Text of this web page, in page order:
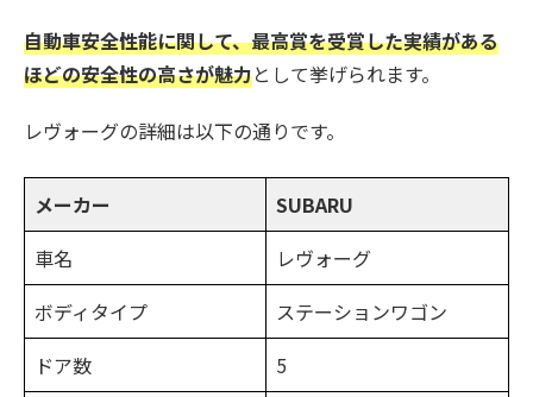
自動車安全性能に関して、最高賞を受賞した実績がある
ほどの安全性の高さが魅力として挙げられます。
レヴォーグの詳細は以下の通りです。
メーカー
SUBARU
車名
レヴォーグ
ボディタイプ
ステーションワゴン
ドア数
5